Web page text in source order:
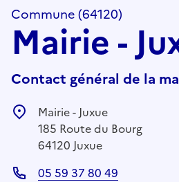
Commune (64120)
Mairie -
Contact général de la
Mairie - Juxue
185 Route du Bourg
64120 Juxue
05 59 37 80 49